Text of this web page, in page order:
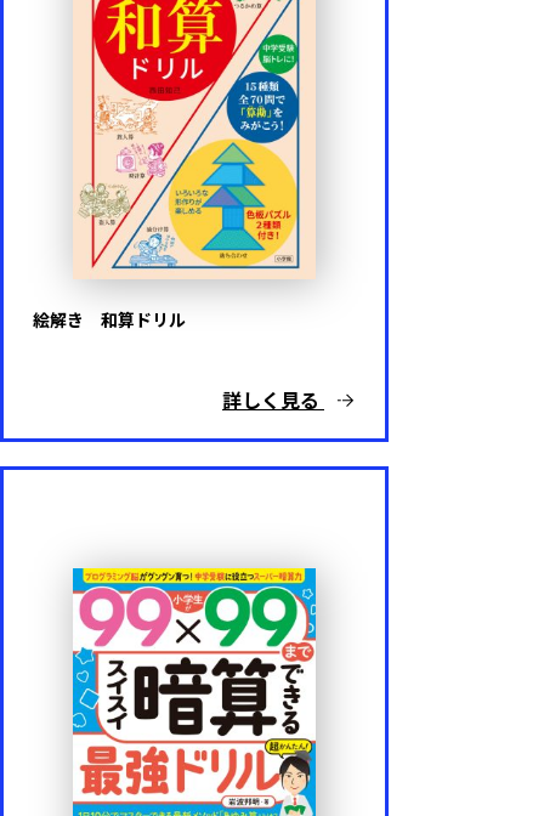
応用レベル
代表シリーズ
陰山メソッド
出口汪の新日本語トレーニング
絵解き 和算ドリル
詳しく見る